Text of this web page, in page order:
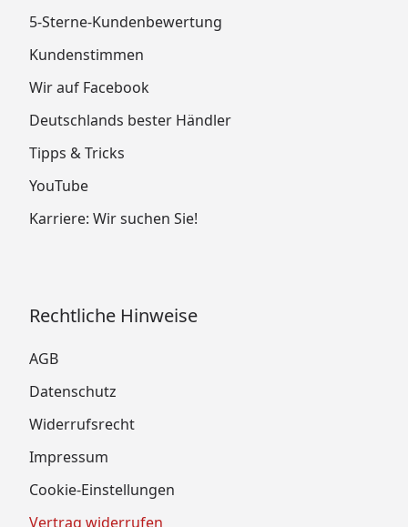
5-Sterne-Kundenbewertung
Kundenstimmen
Wir auf Facebook
Deutschlands bester Händler
Tipps & Tricks
YouTube
Karriere: Wir suchen Sie!
Rechtliche Hinweise
AGB
Datenschutz
Widerrufsrecht
Impressum
Cookie-Einstellungen
Vertrag widerrufen